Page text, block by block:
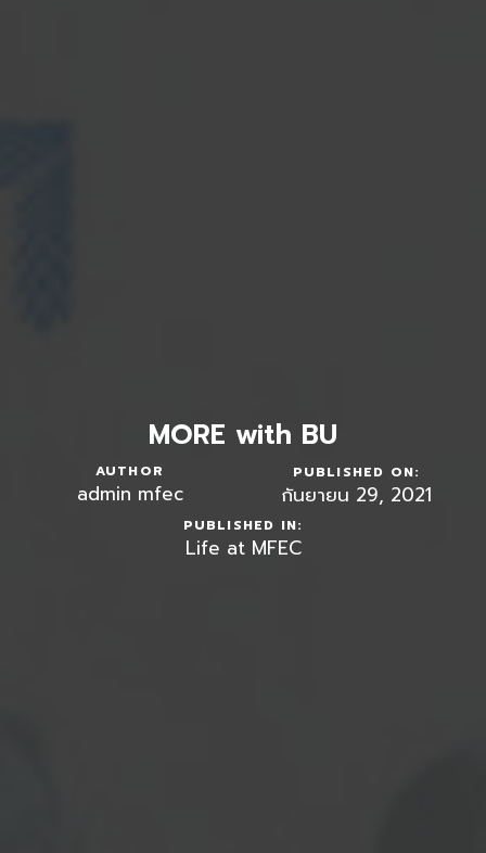
MORE with BU
AUTHOR
admin mfec
PUBLISHED ON:
กันยายน 29, 2021
PUBLISHED IN:
Life at MFEC